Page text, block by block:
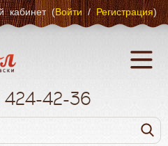
кабинет (Войти/Регистрация)
424-42-36